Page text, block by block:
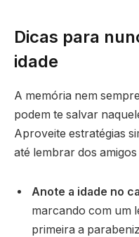
Dicas para
idade
A memória nem
podem te salvar
Aproveite estratégias
até lembrar dos
Anote a idade no
marcando com um
primeira a